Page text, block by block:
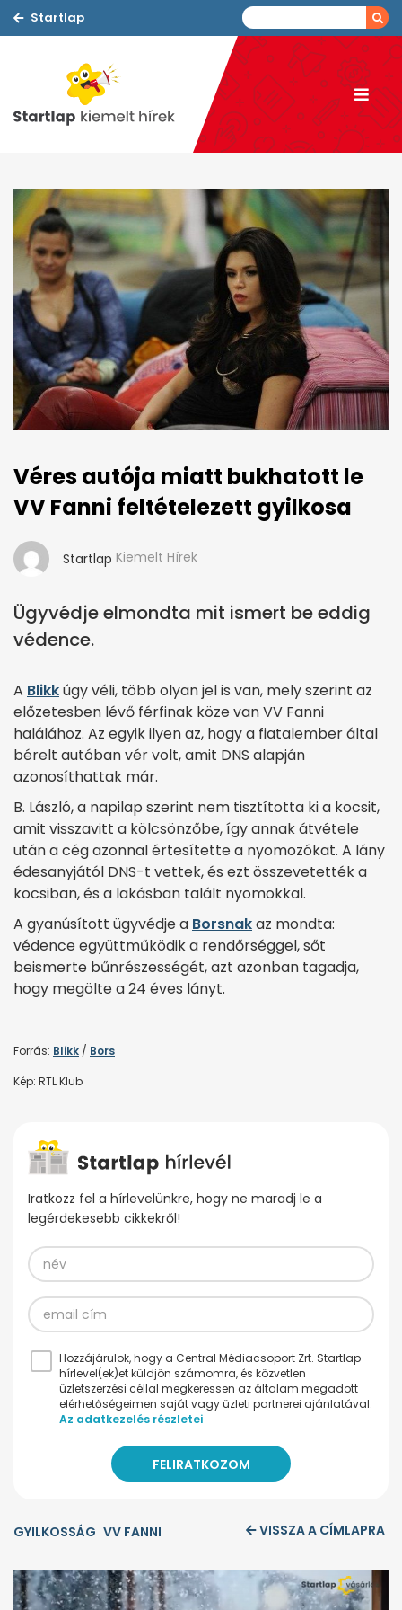
Startlap
Véres autója miatt bukhatott le
VV Fanni feltételezett gyilkosa
Startlap Kiemelt Hírek
Ügyvédje elmondta mit ismert be eddig
védence.
A Blikkúgy véli, több olyan jel is van, mely szerint az
előzetesben lévő férfinak köze van VV Fanni
halálához. Az egyik ilyen az, hogy a fiatalember által
bérelt autóban vér volt, amit DNS alapján
azonosíthattak már.
B. László, a napilap szerint nem tisztította ki a kocsit,
amit visszavitt a kölcsönzőbe, így annak átvétele
után a cég azonnal értesítette a nyomozókat. A lány
édesanyjától DNS-t vettek, és ezt összevetették a
kocsiban, és a lakásban talált nyomokkal.
A gyanúsított ügyvédje a Borsnakaz mondta:
védence együttműködik a rendőrséggel, sőt
beismerte bűnrészességét, azt azonban tagadja,
hogy megölte a 24 éves lányt.
Forrás: Blikk / Bors
Kép: RTL Klub
Iratkozz fel a hírlevelünkre, hogy ne maradj le a
legérdekesebb cikkekről!
Hozzájárulok, hogy a Central Médiacsoport Zrt. Startlap
hírlevel(ek)et küldjön számomra, és közvetlen
üzletszerzési céllal megkeressen az általam megadott
elérhetőségeimen saját vagy üzleti partnerei ajánlatával.
Az adatkezelés részletei
GYILKOSSÁG VV FANNI VISSZA A CÍMLAPRA